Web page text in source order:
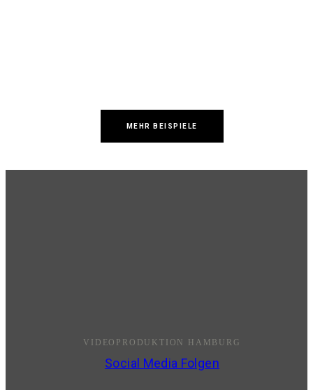
MEHR BEISPIELE
VIDEOPRODUKTION HAMBURG
Social Media Folgen